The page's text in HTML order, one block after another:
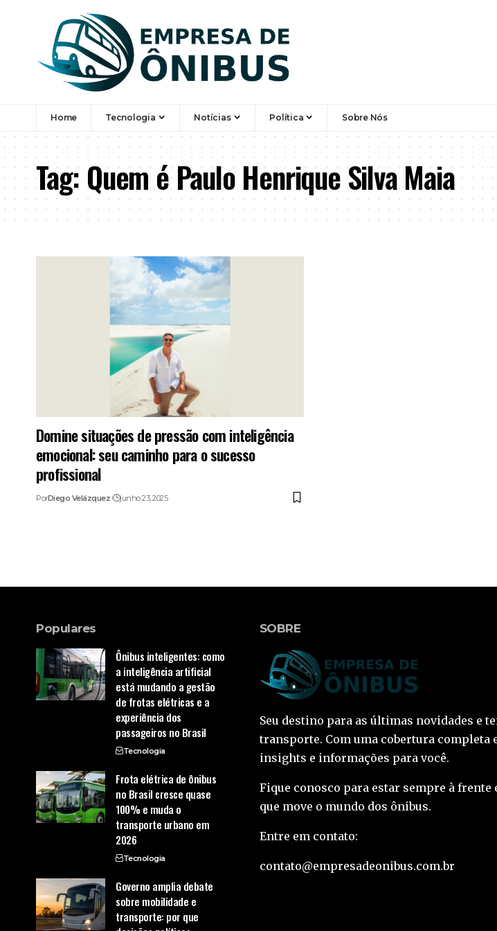
Home Tecnologia Notícias Política Sobre Nós
Tag:Quem é Paulo Henrique Silva Maia
Domine situações de pressão com inteligência
emocional: seu caminho para o sucesso
profissional
PorDiego Velázquez junho 23, 2025
Populares
Ônibus inteligentes: como
a inteligência artificial
está mudando a gestão
de frotas elétricas e a
experiência dos
passageiros no Brasil
Tecnologia
Frota elétrica de ônibus
no Brasil cresce quase
100% e muda o
transporte urbano em
2026
Tecnologia
Governo amplia debate
sobre mobilidade e
transporte: por que
SOBRE
Seu destino para as últimas novidades e
transporte. Com uma cobertura completa
insights e informações para você.
Fique conosco para estar sempre à
que move o mundo dos ônibus.
Entre em contato:
contato@empresadeonibus.com.br